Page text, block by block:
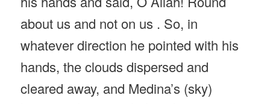
about us and not on us . So, in
whatever direction he pointed with his
hands, the clouds dispersed and
cleared away, and Medina’s (sky)